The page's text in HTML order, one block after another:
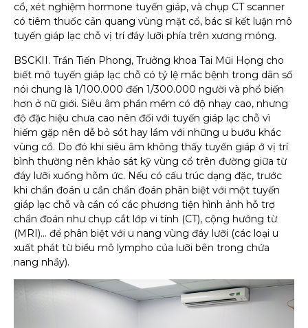
cổ, xét nghiệm hormone tuyến giáp, và chụp CT scanner
có tiêm thuốc cản quang vùng mặt cổ, bác sĩ kết luận mô
tuyến giáp lạc chỗ vị trí đáy lưỡi phía trên xương móng.
BSCKII. Trần Tiến Phong, Trưởng khoa Tai Mũi Họng cho
biết mô tuyến giáp lạc chỗ có tỷ lệ mắc bệnh trong dân số
nói chung là 1/100.000 đến 1/300.000 người và phổ biến
hơn ở nữ giới. Siêu âm phần mềm có độ nhạy cao, nhưng
độ đặc hiệu chưa cao nên đối với tuyến giáp lạc chỗ vì
hiếm gặp nên dễ bỏ sót hay lầm với những u bướu khác
vùng cổ. Do đó khi siêu âm không thấy tuyến giáp ở vị trí
bình thường nên khảo sát kỹ vùng cổ trên đường giữa từ
đáy lưỡi xuống hõm ức. Nếu có cấu trúc dạng đặc, trước
khi chẩn đoán u cần chẩn đoán phân biệt với một tuyến
giáp lạc chỗ và cần có các phương tiện hình ảnh hỗ trợ
chẩn đoán như chụp cắt lớp vi tính (CT), cộng hưởng từ
(MRI)… để phân biệt với u nang vùng đáy lưỡi (các loại u
xuất phát từ biểu mô lympho của lưỡi bên trong chứa
nang nhầy).